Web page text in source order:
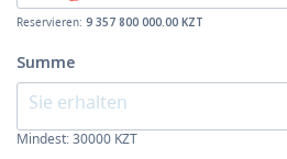
Reservieren: 9 357 800 000.00 KZT
Summe
Mindest:30000 KZT